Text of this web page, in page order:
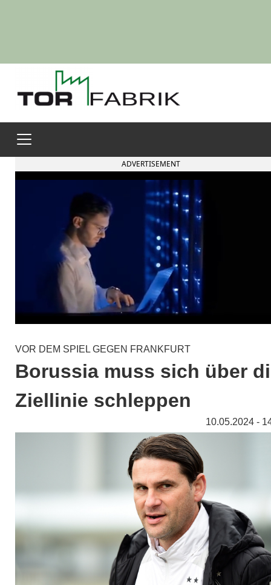
ADVERTISEMENT
VOR DEM SPIEL GEGEN FRANKFURT
Borussia muss sich über
Ziellinie schleppen
10.05.2024 -